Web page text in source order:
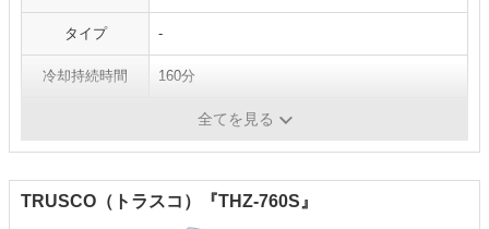
タイプ -
冷却持続時間 160分
全てを見る
TRUSCO（トラスコ）『THZ-760S』